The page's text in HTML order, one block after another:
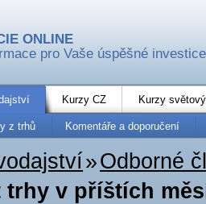
ONLINE
pro Vaše úspěšné investice
Kurzy CZ Kurzy
z trhů Komentáře a doporučení
»Odborné
trhy v příštích